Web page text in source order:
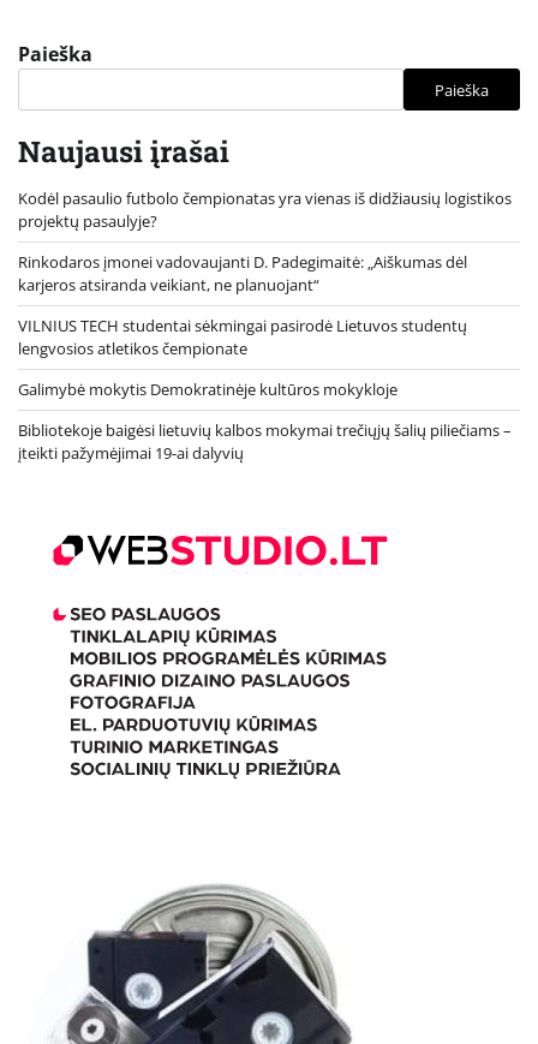
Paieška
Paieška
Naujausi įrašai
Kodėl pasaulio futbolo čempionatas yra vienas iš didžiausių logistikos
projektų pasaulyje?
Rinkodaros įmonei vadovaujanti D. Padegimaitė: „Aiškumas dėl
karjeros atsiranda veikiant, ne planuojant“
VILNIUS TECH studentai sėkmingai pasirodė Lietuvos studentų
lengvosios atletikos čempionate
Galimybė mokytis Demokratinėje kultūros mokykloje
Bibliotekoje baigėsi lietuvių kalbos mokymai trečiųjų šalių piliečiams –
įteikti pažymėjimai 19-ai dalyvių